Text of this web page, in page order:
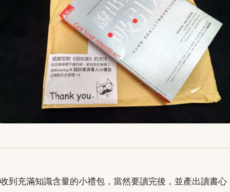
收到充滿知識含量的小禮包，當然要讀完後，並產出讀書心